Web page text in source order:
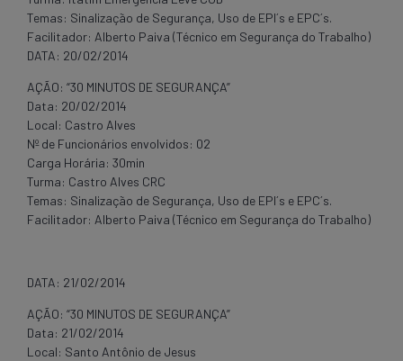
Temas: Sinalização de Segurança, Uso de EPI´s e EPC´s.
Facilitador: Alberto Paiva (Técnico em Segurança do Trabalho)
DATA: 20/02/2014
AÇÃO: “30 MINUTOS DE SEGURANÇA”
Data: 20/02/2014
Local: Castro Alves
Nº de Funcionários envolvidos: 02
Carga Horária: 30min
Turma: Castro Alves CRC
Temas: Sinalização de Segurança, Uso de EPI´s e EPC´s.
Facilitador: Alberto Paiva (Técnico em Segurança do Trabalho)
DATA: 21/02/2014
AÇÃO: “30 MINUTOS DE SEGURANÇA”
Data: 21/02/2014
Local: Santo Antônio de Jesus